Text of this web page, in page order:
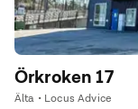
Örkroken 17
Älta • Locus Advice